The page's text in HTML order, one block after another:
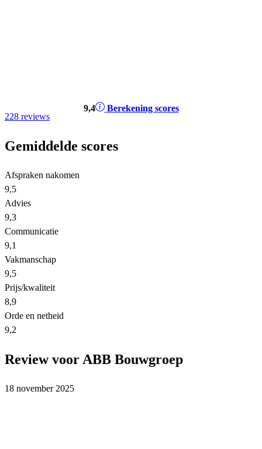
9,4
Berekening scores
228 reviews
Gemiddelde scores
Afspraken nakomen
9,5
Advies
9,3
Communicatie
9,1
Vakmanschap
9,5
Prijs/kwaliteit
8,9
Orde en netheid
9,2
Review voor ABB Bouwgroep
18 november 2025